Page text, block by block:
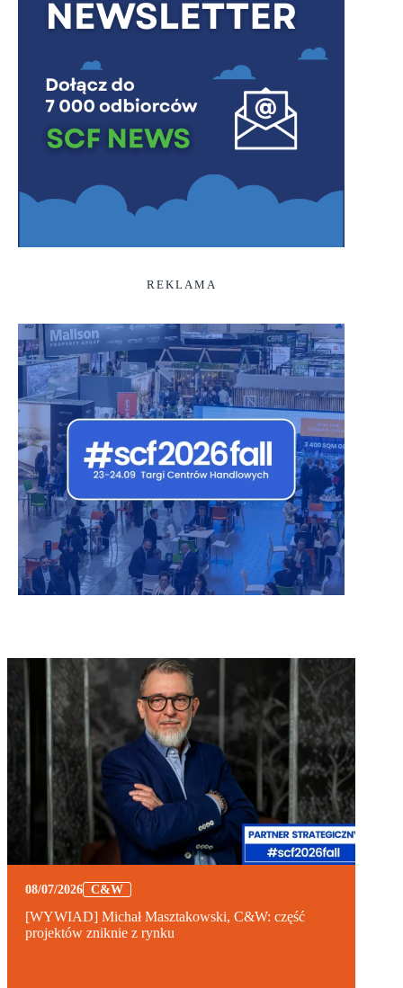
REKLAMA
08/07/2026 C&W
[WYWIAD] Michał Masztakowski, C&W: część
projektów zniknie z rynku